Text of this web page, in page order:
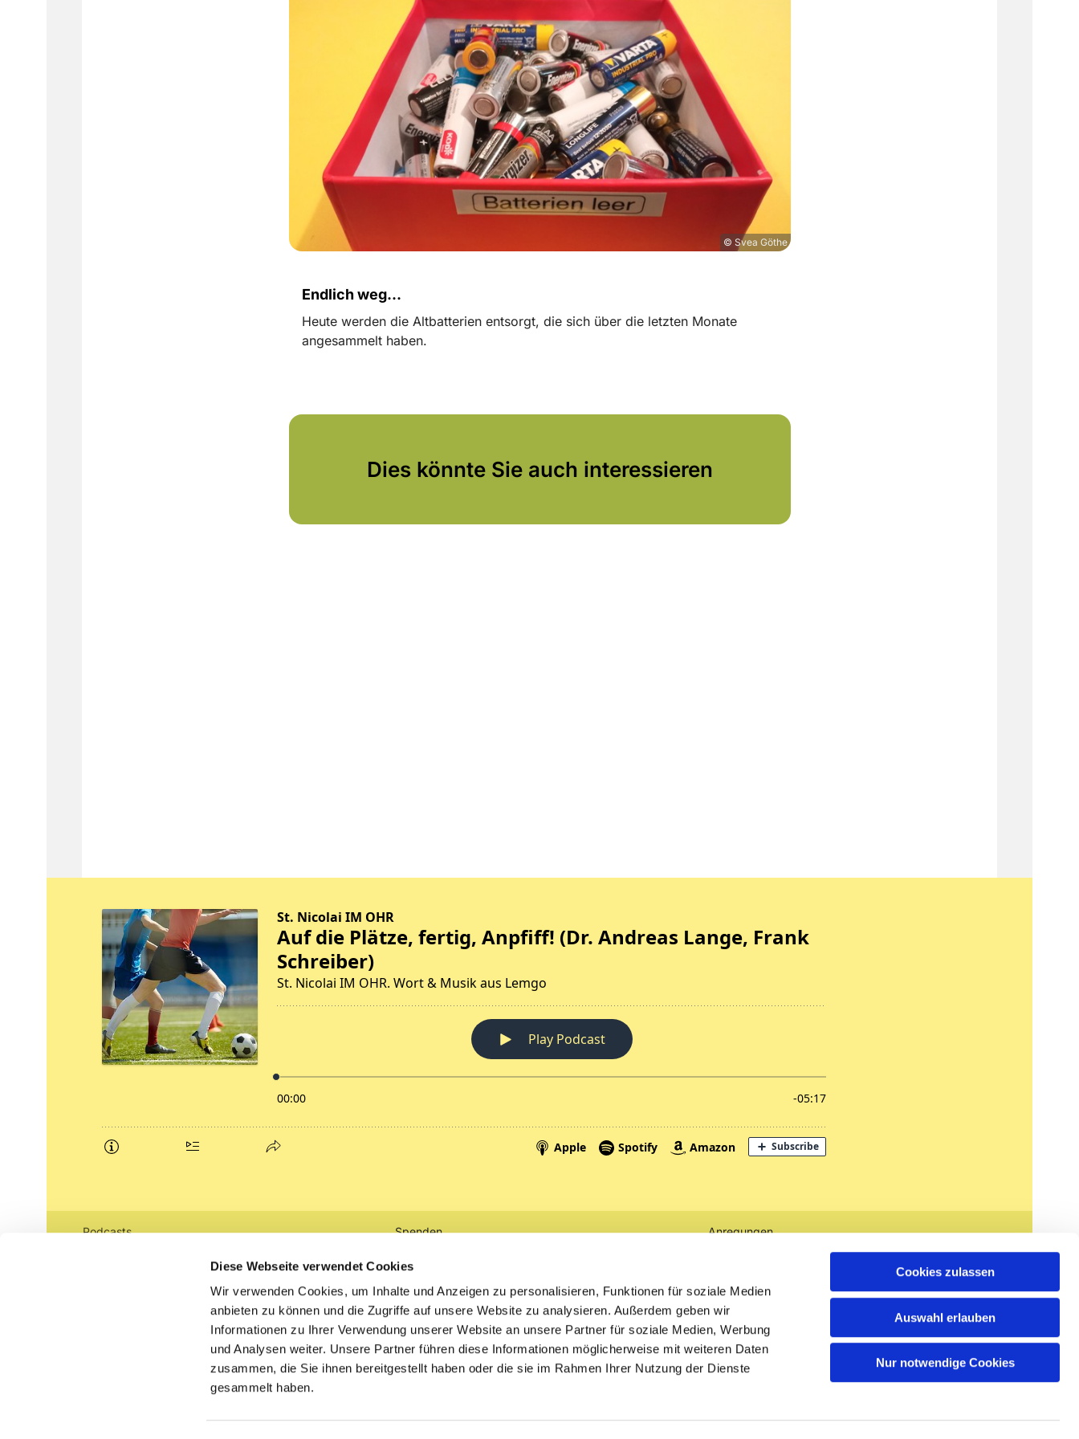
Diese Webseite verwendet Cookies
Wir verwenden Cookies, um Inhalte und Anzeigen zu personalisieren, Funktionen für soziale Medien
anbieten zu können und die Zugriffe auf unsere Website zu analysieren. Außerdem geben wir
Informationen zu Ihrer Verwendung unserer Website an unsere Partner für soziale Medien, Werbung
und Analysen weiter. Unsere Partner führen diese Informationen möglicherweise mit weiteren Daten
zusammen, die Sie ihnen bereitgestellt haben oder die sie im Rahmen Ihrer Nutzung der Dienste
gesammelt haben.
Cookies zulassen
Auswahl erlauben
Nur notwendige Cookies
© Svea Göthe
Endlich weg...
Heute werden die Altbatterien entsorgt, die sich über die letzten Monate
angesammelt haben.
Dies könnte Sie auch interessieren
Podcasts Spenden
Tickets
Litauen
Anregungen
Impressum Datenschutzerklärung ChurchDesk-Login